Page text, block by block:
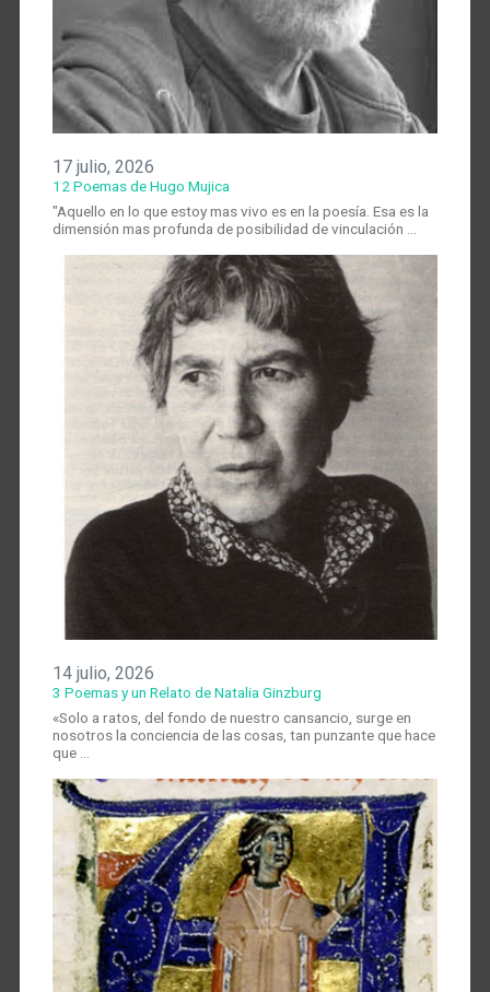
17 julio, 2026
12 Poemas de Hugo Mujica
"Aquello en lo que estoy mas vivo es en la poesía. Esa es la
dimensión mas profunda de posibilidad de vinculación …
14 julio, 2026
3 Poemas y un Relato de Natalia Ginzburg
«Solo a ratos, del fondo de nuestro cansancio, surge en
nosotros la conciencia de las cosas, tan punzante que hace
que …